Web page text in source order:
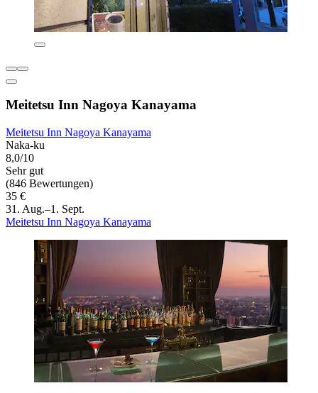
Meitetsu Inn Nagoya Kanayama
Meitetsu Inn Nagoya Kanayama
Naka-ku
8,0/10
Sehr gut
(846 Bewertungen)
35 €
31. Aug.–1. Sept.
Meitetsu Inn Nagoya Kanayama